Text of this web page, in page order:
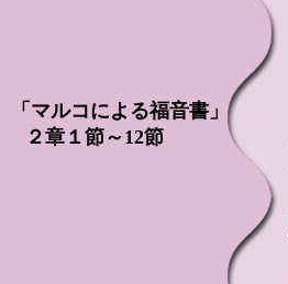
「マルコによる福音書」
２章１節～12節